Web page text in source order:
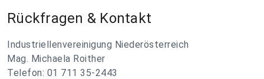
Rückfragen & Kontakt
Industriellenvereinigung Niederösterreich
Mag. Michaela Roither
Telefon: 01 711 35-2443